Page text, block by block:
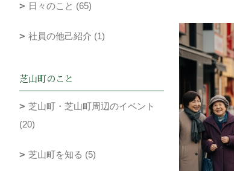
日々のこと (65)
社員の他己紹介 (1)
芝山町のこと
芝山町・芝山町周辺のイベント
(20)
芝山町を知る (5)